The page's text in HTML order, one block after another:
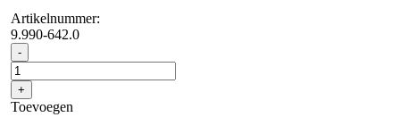
Artikelnummer:
9.990-642.0
- IVR
60/24-
2
Sc
H
+
Toevoegen